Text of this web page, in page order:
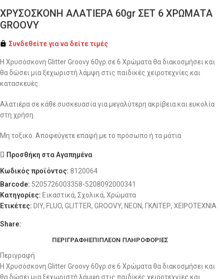
ΧΡΥΣΟΣΚΟΝΗ ΑΛΑΤΙΕΡΑ 60gr ΣΕΤ 6 ΧΡΩΜΑΤΑ
GROOVY
Συνδεθείτε για να δείτε τιμές
Η Χρυσόσκονη Glitter Groovy 60γρ.σε 6 Χρώματα θα διακοσμήσει και
θα δώσει μια ξεχωριστή λάμψη στις παιδικές χειροτεχνίες και
κατασκευές.
Αλατιέρα σε κάθε συσκευασία για μεγαλύτερη ακρίβεια και ευκολία
στη χρήση.
Μη τοξικό. Αποφεύγετε επαφή με το πρόσωπο ή τα μάτια
Προσθήκη στα Αγαπημένα
Κωδικός προϊόντος: 8120064
Barcode: 5205726003358-5208092000341
Κατηγορίες: Εικαστικά, Σχολικά, Χρώματα
Ετικέτες: DIY, FLUO, GLITTER, GROOVY, NEON, ΓΚΛΙΤΕΡ, ΧΕΙΡΟΤΕΧΝΙΑ
Share:
ΠΕΡΙΓΡΑΦΉΕΠΙΠΛΈΟΝ ΠΛΗΡΟΦΟΡΊΕΣ
Περιγραφή
Η Χρυσόσκονη Glitter Groovy 60γρ.σε 6 Χρώματα θα διακοσμήσει και
θα δώσει μια ξεχωριστή λάμψη στις παιδικές χειροτεχνίες και